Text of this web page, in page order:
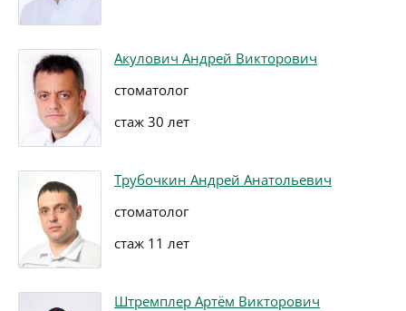
Акулович Андрей Викторович
стоматолог
стаж 30 лет
Трубочкин Андрей Анатольевич
стоматолог
стаж 11 лет
Штремплер Артём Викторович